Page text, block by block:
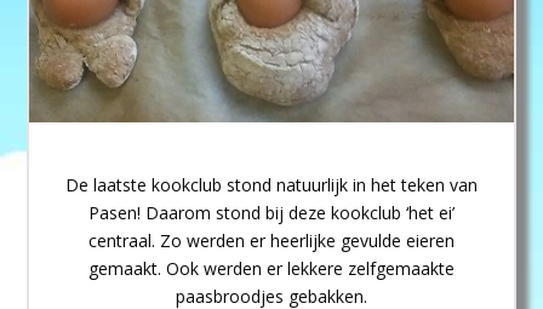
De laatste kookclub stond natuurlijk in het teken van
Pasen! Daarom stond bij deze kookclub ‘het ei’
centraal. Zo werden er heerlijke gevulde eieren
gemaakt. Ook werden er lekkere zelfgemaakte
paasbroodjes gebakken.